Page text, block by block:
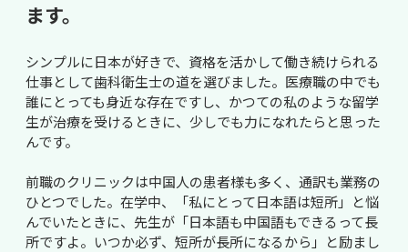
ます。
シンプルに日本が好きで、資格を活かして働き続けられる
仕事として歯科衛生士の道を選びました。医療職の中でも
誰にとっても身近な存在ですし、かつての私のような留学
生が治療を受けるときに、少しでも力になれたらと思った
んです。
前職のクリニックは中国人の患者様も多く、通訳も業務の
ひとつでした。在学中、「私にとって日本語は短所」と悩
んでいたときに、先生が「日本語も中国語もできるって長
所ですよ。いつか必ず、短所が長所になるから」と励まし